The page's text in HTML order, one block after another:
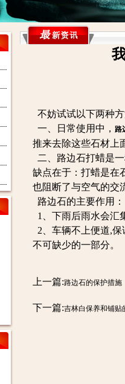
不妨试试以下两种方
一、日常使用中， 路
推来去除这些石材上
二、路边石打蜡是
缺点在于：打蜡是在
也阻断了与空气的交
路边石的主要作用：
1、下雨后雨水会汇
2、车辆不上便道,
不可缺少的一部分。
上一篇:路边石的保护措施
下一篇:吉林白保养和铺贴